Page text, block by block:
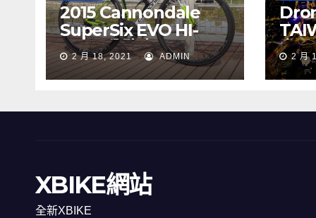
2015 Cannondale
SuperSix EVO HI-
MOD 公路車
2 月 18, 2021 ADMIN
夜景
2 月
XBIKE網站
全新XBIKE